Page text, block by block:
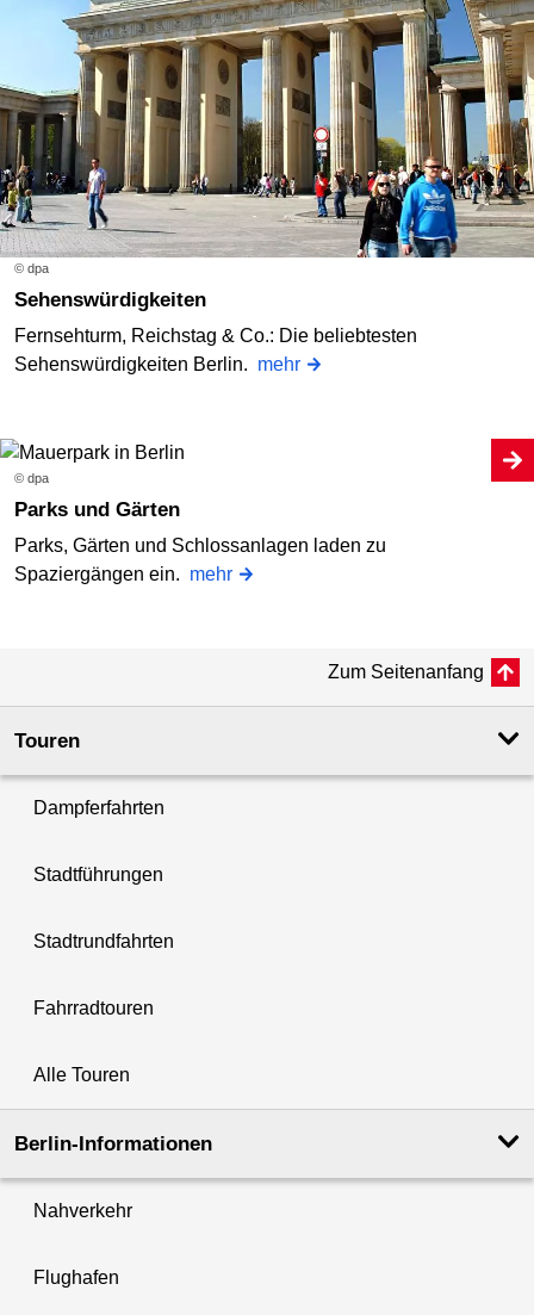
© dpa
Sehenswürdigkeiten
Fernsehturm, Reichstag & Co.: Die beliebtesten
Sehenswürdigkeiten Berlin. mehr
© dpa
Parks und Gärten
Parks, Gärten und Schlossanlagen laden zu
Spaziergängen ein. mehr
Zum Seitenanfang
Touren
Dampferfahrten
Stadtführungen
Stadtrundfahrten
Fahrradtouren
Alle Touren
Berlin-Informationen
Nahverkehr
Flughafen